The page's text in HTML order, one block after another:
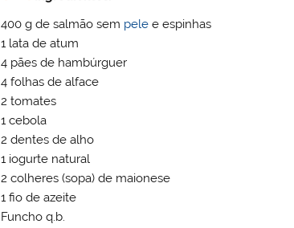
400 g de salmão sem pele e espinhas
1 lata de atum
4 pães de hambúrguer
4 folhas de alface
2 tomates
1 cebola
2 dentes de alho
1 iogurte natural
2 colheres (sopa) de maionese
1 fio de azeite
Funcho q.b.